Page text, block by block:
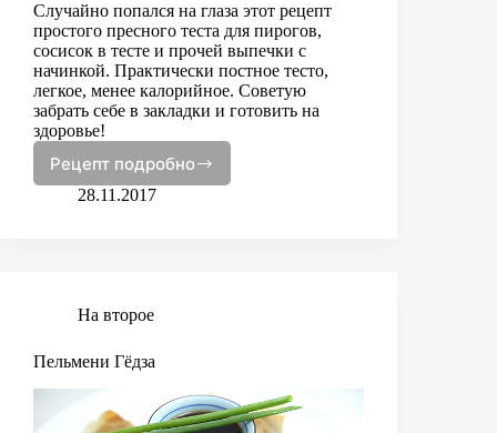
Случайно попался на глаза этот рецепт
простого пресного теста для пирогов,
сосисок в тесте и прочей выпечки с
начинкой. Практически постное тесто,
легкое, менее калорийное. Советую
забрать себе в закладки и готовить на
здоровье!
Рецепт подробно
Тесто
для
28.11.2017
На второе
Пельмени Гёдза